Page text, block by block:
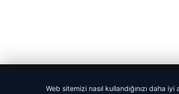
Web sitemizi nasıl kullandığınızı daha